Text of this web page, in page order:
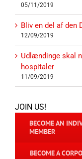
05/11/2019
Bliv en del af den
12/09/2019
Udlændinge skal
hospitaler
11/09/2019
JOIN US!
BECOME AN
MEMBER
BECOME A